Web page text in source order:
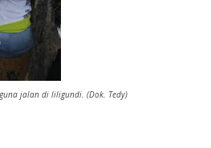
jalan di liligundi. (Dok. Tedy)